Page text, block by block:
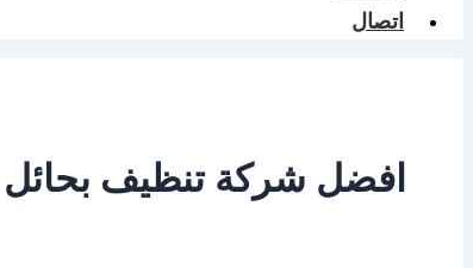
اتصال
افضل شركة تنظيف بحائل